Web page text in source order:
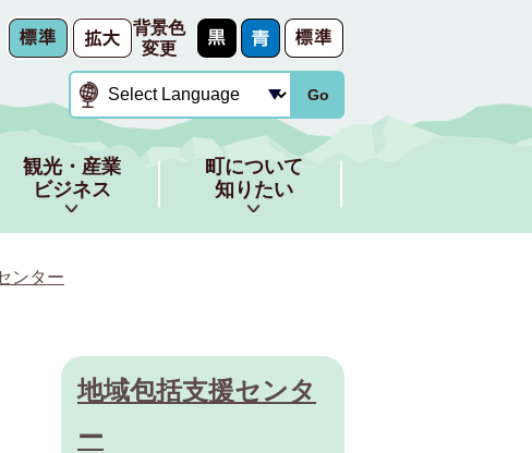
背景色
変更
Go
観光・産業
ビジネス
町について
知りたい
ンター
地域包括支援センタ
ー